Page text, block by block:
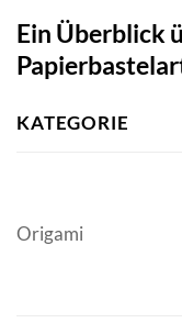
Ein Überblick
KATEGORIE
Origami